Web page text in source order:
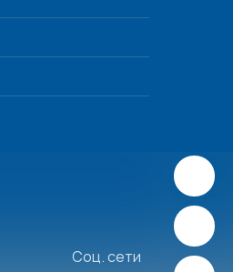
Соц. сети